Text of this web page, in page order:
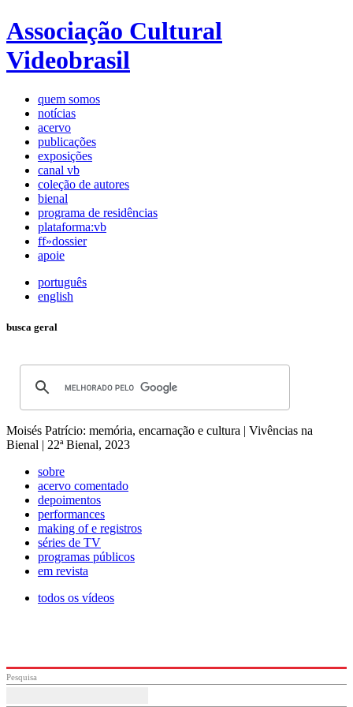
Associação Cultural
Videobrasil
quem somos
notícias
acervo
publicações
exposições
canal vb
coleção de autores
bienal
programa de residências
plataforma:vb
ff»dossier
apoie
português
english
busca geral
Moisés Patrício: memória, encarnação e cultura | Vivências na
Bienal | 22ª Bienal, 2023
sobre
acervo comentado
depoimentos
performances
making of e registros
séries de TV
programas públicos
em revista
todos os vídeos
Pesquisa